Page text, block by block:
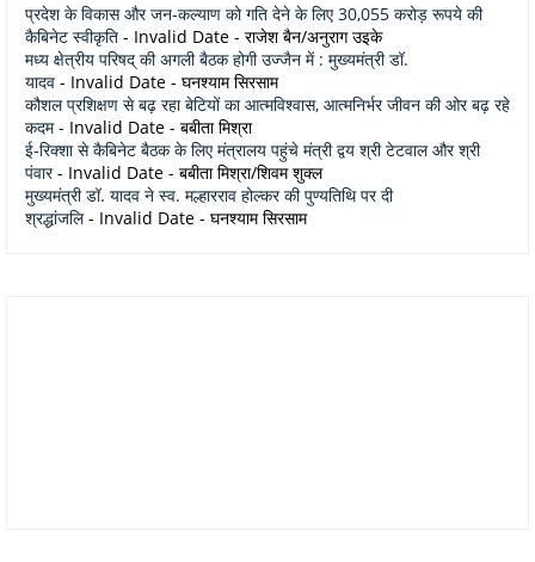
प्रदेश के विकास और जन-कल्याण को गति देने के लिए 30,055 करोड़ रूपये की
कैबिनेट स्वीकृति - Invalid Date - राजेश बैन/अनुराग उइके
मध्य क्षेत्रीय परिषद् की अगली बैठक होगी उज्जैन में : मुख्यमंत्री डॉ.
यादव - Invalid Date - घनश्याम सिरसाम
कौशल प्रशिक्षण से बढ़ रहा बेटियों का आत्मविश्वास, आत्मनिर्भर जीवन की ओर बढ़ रहे
कदम- Invalid Date - बबीता मिश्रा
ई-रिक्शा से कैबिनेट बैठक के लिए मंत्रालय पहुंचे मंत्री द्वय श्री टेटवाल और श्री
पंवार- Invalid Date - बबीता मिश्रा/शिवम शुक्ल
मुख्यमंत्री डॉ. यादव ने स्व. मल्हारराव होल्कर की पुण्यतिथि पर दी
श्रद्धांजलि- Invalid Date - घनश्याम सिरसाम